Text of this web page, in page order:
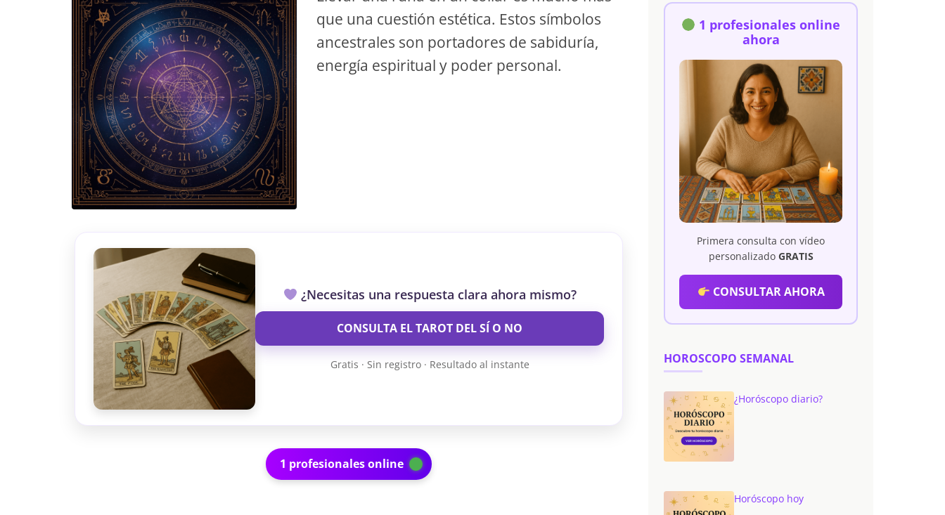
que una cuestión estética. Estos símbolos
ancestrales son portadores de sabiduría,
energía espiritual y poder personal.
¿Necesitas una respuesta clara ahora mismo?
CONSULTA EL TAROT DEL SÍ O NO
Gratis · Sin registro · Resultado al instante
1 profesionales online
1 profesionales online
ahora
Primera consulta con vídeo
personalizado GRATIS
CONSULTAR AHORA
HOROSCOPO SEMANAL
¿Horóscopo diario?
Horóscopo hoy
TAROT GRATIS
CONSIGUE TUS 5 MINUTOS
✓ Sin cargos automáticos. El chat se detiene al finalizar el crédito